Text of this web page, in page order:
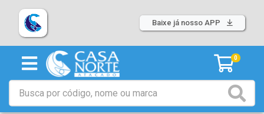
Baixe já nosso APP
0